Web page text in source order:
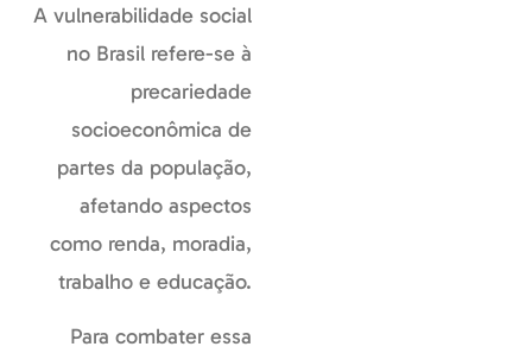
A vulnerabilidade social
no Brasil refere-se à
precariedade
socioeconômica de
partes da população,
afetando aspectos
como renda, moradia,
trabalho e educação.
Para combater essa